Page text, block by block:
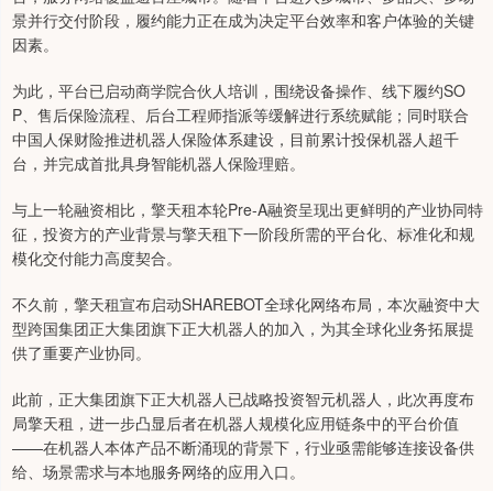
景并行交付阶段，履约能力正在成为决定平台效率和客户体验的关键
因素。
为此，平台已启动商学院合伙人培训，围绕设备操作、线下履约SO
P、售后保险流程、后台工程师指派等缓解进行系统赋能；同时联合
中国人保财险推进机器人保险体系建设，目前累计投保机器人超千
台，并完成首批具身智能机器人保险理赔。
与上一轮融资相比，擎天租本轮Pre-A融资呈现出更鲜明的产业协同特
征，投资方的产业背景与擎天租下一阶段所需的平台化、标准化和规
模化交付能力高度契合。
不久前，擎天租宣布启动SHAREBOT全球化网络布局，本次融资中大
型跨国集团正大集团旗下正大机器人的加入，为其全球化业务拓展提
供了重要产业协同。
此前，正大集团旗下正大机器人已战略投资智元机器人，此次再度布
局擎天租，进一步凸显后者在机器人规模化应用链条中的平台价值
——在机器人本体产品不断涌现的背景下，行业亟需能够连接设备供
给、场景需求与本地服务网络的应用入口。